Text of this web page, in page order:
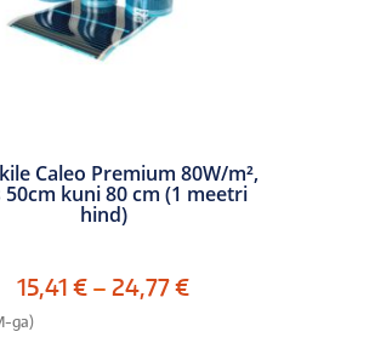
Caleo Premium 80W/m²,
50cm kuni 80 cm (1 meetri
hind)
15,41 € – 24,77€Hinnavahemik:
ga)